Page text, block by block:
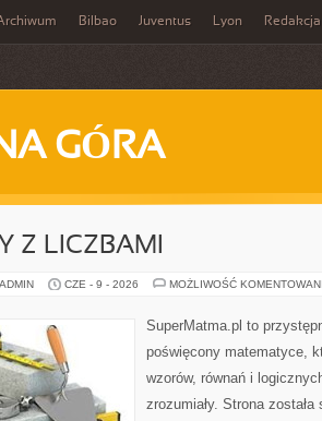
Bilbao Juventus Lyon Redakcja
GÓRA
Z LICZBAMI
CZE - 9 - 2026 MOŻLIWOŚĆ
SuperMatma.pl to
poświęcony matematyce,
wzorów, równań i
zrozumiały. Strona